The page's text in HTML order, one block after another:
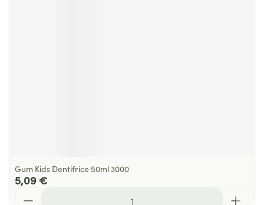
Gum Kids Dentifrice 50ml 3000
5,09 €